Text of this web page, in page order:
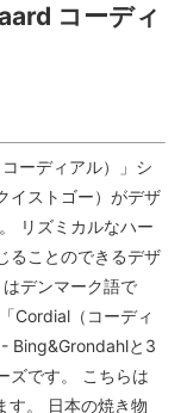
コーディ
ーディアル）」シ
イストゴー）がデザ
リズミカルなハー
ることのできるデザ
デンマーク語で
Cordial（コーディ
Bing&Grondahlと3
ズです。 こちらは
す。 日本の焼き物